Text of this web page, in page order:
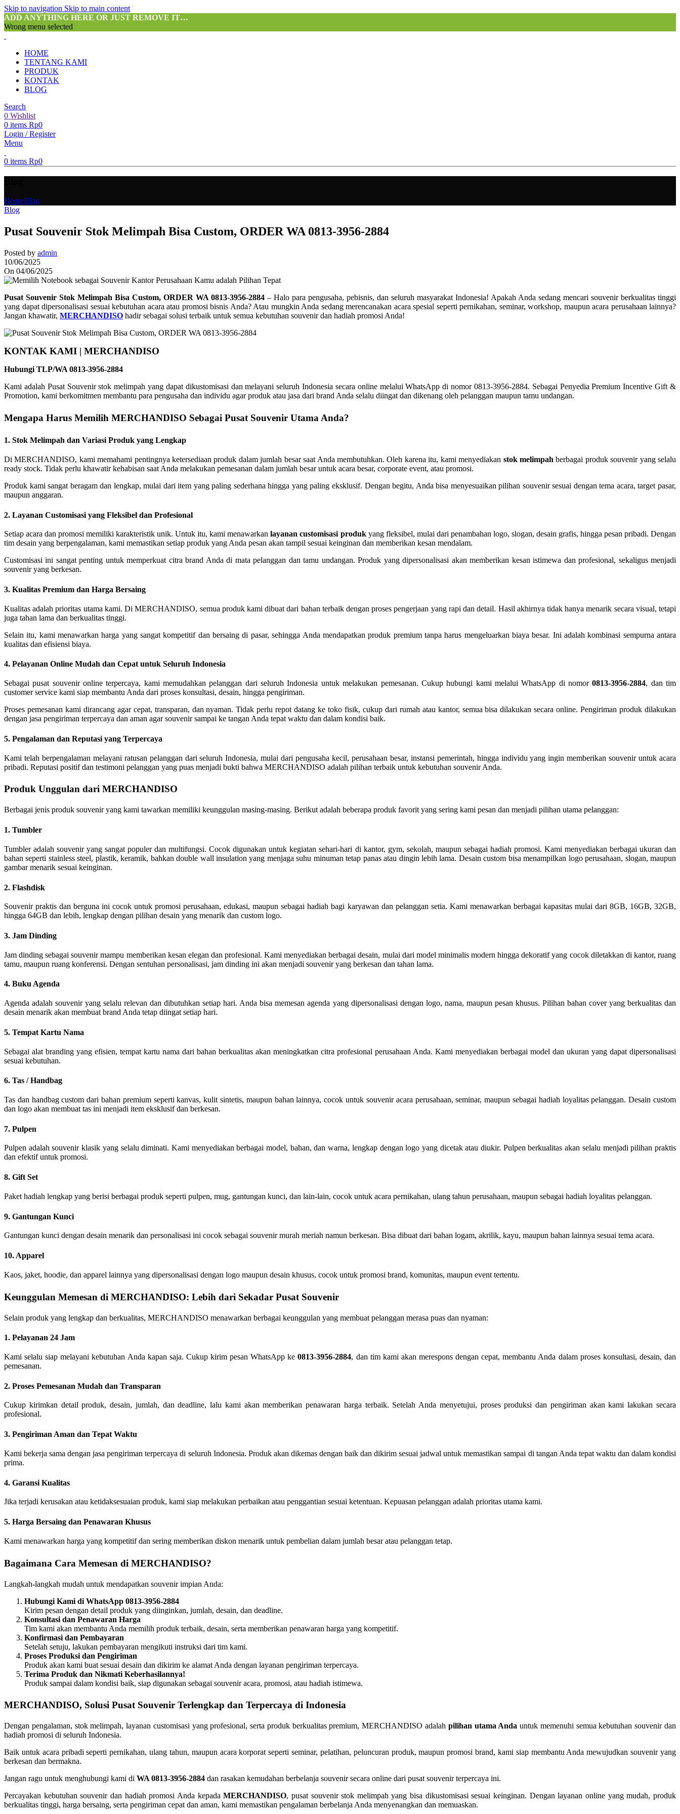
Skip to navigation Skip to main content
ADD ANYTHING HERE OR JUST REMOVE IT…
Wrong menu selected
HOME
TENTANG KAMI
PRODUK
KONTAK
BLOG
Search
0 Wishlist
0 items Rp0
Login / Register
Menu
0 items Rp0
HomeBlog
Blog
Pusat Souvenir Stok Melimpah Bisa Custom, ORDER WA 0813-3956-2884
Posted by admin
10/06/2025
On 04/06/2025
Pusat Souvenir Stok Melimpah Bisa Custom, ORDER WA 0813-3956-2884 – Halo para pengusaha, pebisnis, dan seluruh masyarakat Indonesia! Apakah Anda sedang mencari souvenir berkualitas tinggi
yang dapat dipersonalisasi sesuai kebutuhan acara atau promosi bisnis Anda? Atau mungkin Anda sedang merencanakan acara spesial seperti pernikahan, seminar, workshop, maupun acara perusahaan lainnya?
Jangan khawatir, MERCHANDISO hadir sebagai solusi terbaik untuk semua kebutuhan souvenir dan hadiah promosi Anda!
KONTAK KAMI | MERCHANDISO
Hubungi TLP/WA 0813-3956-2884
Kami adalah Pusat Souvenir stok melimpah yang dapat dikustomisasi dan melayani seluruh Indonesia secara online melalui WhatsApp di nomor 0813-3956-2884. Sebagai Penyedia Premium Incentive Gift &
Promotion, kami berkomitmen membantu para pengusaha dan individu agar produk atau jasa dari brand Anda selalu diingat dan dikenang oleh pelanggan maupun tamu undangan.
Mengapa Harus Memilih MERCHANDISO Sebagai Pusat Souvenir Utama Anda?
1. Stok Melimpah dan Variasi Produk yang Lengkap
Di MERCHANDISO, kami memahami pentingnya ketersediaan produk dalam jumlah besar saat Anda membutuhkan. Oleh karena itu, kami menyediakan stok melimpah berbagai produk souvenir yang selalu
ready stock. Tidak perlu khawatir kehabisan saat Anda melakukan pemesanan dalam jumlah besar untuk acara besar, corporate event, atau promosi.
Produk kami sangat beragam dan lengkap, mulai dari item yang paling sederhana hingga yang paling eksklusif. Dengan begitu, Anda bisa menyesuaikan pilihan souvenir sesuai dengan tema acara, target pasar,
maupun anggaran.
2. Layanan Customisasi yang Fleksibel dan Profesional
Setiap acara dan promosi memiliki karakteristik unik. Untuk itu, kami menawarkanlayanan customisasi produkyang fleksibel, mulai dari penambahan logo, slogan, desain grafis, hingga pesan pribadi. Dengan
tim desain yang berpengalaman, kami memastikan setiap produk yang Anda pesan akan tampil sesuai keinginan dan memberikan kesan mendalam.
Customisasi ini sangat penting untuk memperkuat citra brand Anda di mata pelanggan dan tamu undangan. Produk yang dipersonalisasi akan memberikan kesan istimewa dan profesional, sekaligus menjadi
souvenir yang berkesan.
3. Kualitas Premium dan Harga Bersaing
Kualitas adalah prioritas utama kami. Di MERCHANDISO, semua produk kami dibuat dari bahan terbaik dengan proses pengerjaan yang rapi dan detail. Hasil akhirnya tidak hanya menarik secara visual, tetapi
juga tahan lama dan berkualitas tinggi.
Selain itu, kami menawarkan harga yang sangat kompetitif dan bersaing di pasar, sehingga Anda mendapatkan produk premium tanpa harus mengeluarkan biaya besar. Ini adalah kombinasi sempurna antara
kualitas dan efisiensi biaya.
4. Pelayanan Online Mudah dan Cepat untuk Seluruh Indonesia
Sebagai pusat souvenir online terpercaya, kami memudahkan pelanggan dari seluruh Indonesia untuk melakukan pemesanan. Cukup hubungi kami melalui WhatsApp di nomor0813-3956-2884, dan tim
customer service kami siap membantu Anda dari proses konsultasi, desain, hingga pengiriman.
Proses pemesanan kami dirancang agar cepat, transparan, dan nyaman. Tidak perlu repot datang ke toko fisik, cukup dari rumah atau kantor, semua bisa dilakukan secara online. Pengiriman produk dilakukan
dengan jasa pengiriman terpercaya dan aman agar souvenir sampai ke tangan Anda tepat waktu dan dalam kondisi baik.
5. Pengalaman dan Reputasi yang Terpercaya
Kami telah berpengalaman melayani ratusan pelanggan dari seluruh Indonesia, mulai dari pengusaha kecil, perusahaan besar, instansi pemerintah, hingga individu yang ingin memberikan souvenir untuk acara
pribadi. Reputasi positif dan testimoni pelanggan yang puas menjadi bukti bahwa MERCHANDISO adalah pilihan terbaik untuk kebutuhan souvenir Anda.
Produk Unggulan dari MERCHANDISO
Berbagai jenis produk souvenir yang kami tawarkan memiliki keunggulan masing-masing. Berikut adalah beberapa produk favorit yang sering kami pesan dan menjadi pilihan utama pelanggan:
1. Tumbler
Tumbler adalah souvenir yang sangat populer dan multifungsi. Cocok digunakan untuk kegiatan sehari-hari di kantor, gym, sekolah, maupun sebagai hadiah promosi. Kami menyediakan berbagai ukuran dan
bahan seperti stainless steel, plastik, keramik, bahkan double wall insulation yang menjaga suhu minuman tetap panas atau dingin lebih lama. Desain custom bisa menampilkan logo perusahaan, slogan, maupun
gambar menarik sesuai keinginan.
2. Flashdisk
Souvenir praktis dan berguna ini cocok untuk promosi perusahaan, edukasi, maupun sebagai hadiah bagi karyawan dan pelanggan setia. Kami menawarkan berbagai kapasitas mulai dari 8GB, 16GB, 32GB,
hingga 64GB dan lebih, lengkap dengan pilihan desain yang menarik dan custom logo.
3. Jam Dinding
Jam dinding sebagai souvenir mampu memberikan kesan elegan dan profesional. Kami menyediakan berbagai desain, mulai dari model minimalis modern hingga dekoratif yang cocok diletakkan di kantor, ruang
tamu, maupun ruang konferensi. Dengan sentuhan personalisasi, jam dinding ini akan menjadi souvenir yang berkesan dan tahan lama.
4. Buku Agenda
Agenda adalah souvenir yang selalu relevan dan dibutuhkan setiap hari. Anda bisa memesan agenda yang dipersonalisasi dengan logo, nama, maupun pesan khusus. Pilihan bahan cover yang berkualitas dan
desain menarik akan membuat brand Anda tetap diingat setiap hari.
5. Tempat Kartu Nama
Sebagai alat branding yang efisien, tempat kartu nama dari bahan berkualitas akan meningkatkan citra profesional perusahaan Anda. Kami menyediakan berbagai model dan ukuran yang dapat dipersonalisasi
sesuai kebutuhan.
6. Tas / Handbag
Tas dan handbag custom dari bahan premium seperti kanvas, kulit sintetis, maupun bahan lainnya, cocok untuk souvenir acara perusahaan, seminar, maupun sebagai hadiah loyalitas pelanggan. Desain custom
dan logo akan membuat tas ini menjadi item eksklusif dan berkesan.
7. Pulpen
Pulpen adalah souvenir klasik yang selalu diminati. Kami menyediakan berbagai model, bahan, dan warna, lengkap dengan logo yang dicetak atau diukir. Pulpen berkualitas akan selalu menjadi pilihan praktis
dan efektif untuk promosi.
8. Gift Set
Paket hadiah lengkap yang berisi berbagai produk seperti pulpen, mug, gantungan kunci, dan lain-lain, cocok untuk acara pernikahan, ulang tahun perusahaan, maupun sebagai hadiah loyalitas pelanggan.
9. Gantungan Kunci
Gantungan kunci dengan desain menarik dan personalisasi ini cocok sebagai souvenir murah meriah namun berkesan. Bisa dibuat dari bahan logam, akrilik, kayu, maupun bahan lainnya sesuai tema acara.
10. Apparel
Kaos, jaket, hoodie, dan apparel lainnya yang dipersonalisasi dengan logo maupun desain khusus, cocok untuk promosi brand, komunitas, maupun event tertentu.
Keunggulan Memesan di MERCHANDISO: Lebih dari Sekadar Pusat Souvenir
Selain produk yang lengkap dan berkualitas, MERCHANDISO menawarkan berbagai keunggulan yang membuat pelanggan merasa puas dan nyaman:
1. Pelayanan 24 Jam
Kami selalu siap melayani kebutuhan Anda kapan saja. Cukup kirim pesan WhatsApp ke0813-3956-2884, dan tim kami akan merespons dengan cepat, membantu Anda dalam proses konsultasi, desain, dan
pemesanan.
2. Proses Pemesanan Mudah dan Transparan
Cukup kirimkan detail produk, desain, jumlah, dan deadline, lalu kami akan memberikan penawaran harga terbaik. Setelah Anda menyetujui, proses produksi dan pengiriman akan kami lakukan secara
profesional.
3. Pengiriman Aman dan Tepat Waktu
Kami bekerja sama dengan jasa pengiriman terpercaya di seluruh Indonesia. Produk akan dikemas dengan baik dan dikirim sesuai jadwal untuk memastikan sampai di tangan Anda tepat waktu dan dalam kondisi
prima.
4. Garansi Kualitas
Jika terjadi kerusakan atau ketidaksesuaian produk, kami siap melakukan perbaikan atau penggantian sesuai ketentuan. Kepuasan pelanggan adalah prioritas utama kami.
5. Harga Bersaing dan Penawaran Khusus
Kami menawarkan harga yang kompetitif dan sering memberikan diskon menarik untuk pembelian dalam jumlah besar atau pelanggan tetap.
Bagaimana Cara Memesan di MERCHANDISO?
Langkah-langkah mudah untuk mendapatkan souvenir impian Anda:
Hubungi Kami di WhatsApp 0813-3956-2884
Kirim pesan dengan detail produk yang diinginkan, jumlah, desain, dan deadline.
Konsultasi dan Penawaran Harga
Tim kami akan membantu Anda memilih produk terbaik, desain, serta memberikan penawaran harga yang kompetitif.
Konfirmasi dan Pembayaran
Setelah setuju, lakukan pembayaran mengikuti instruksi dari tim kami.
Proses Produksi dan Pengiriman
Produk akan kami buat sesuai desain dan dikirim ke alamat Anda dengan layanan pengiriman terpercaya.
Terima Produk dan Nikmati Keberhasilannya!
Produk sampai dalam kondisi baik, siap digunakan sebagai souvenir acara, promosi, atau hadiah istimewa.
MERCHANDISO, Solusi Pusat Souvenir Terlengkap dan Terpercaya di Indonesia
Dengan pengalaman, stok melimpah, layanan customisasi yang profesional, serta produk berkualitas premium, MERCHANDISO adalah pilihan utama Anda untuk memenuhi semua kebutuhan souvenir dan
hadiah promosi di seluruh Indonesia.
Baik untuk acara pribadi seperti pernikahan, ulang tahun, maupun acara korporat seperti seminar, pelatihan, peluncuran produk, maupun promosi brand, kami siap membantu Anda mewujudkan souvenir yang
berkesan dan bermakna.
Jangan ragu untuk menghubungi kami di WA 0813-3956-2884 dan rasakan kemudahan berbelanja souvenir secara online dari pusat souvenir terpercaya ini.
Percayakan kebutuhan souvenir dan hadiah promosi Anda kepadaMERCHANDISO, pusat souvenir stok melimpah yang bisa dikustomisasi sesuai keinginan. Dengan layanan online yang mudah, produk
berkualitas tinggi, harga bersaing, serta pengiriman cepat dan aman, kami memastikan pengalaman berbelanja Anda menyenangkan dan memuaskan.